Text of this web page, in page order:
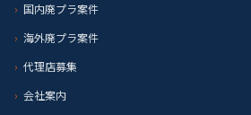
国内廃プラ案件
海外廃プラ案件
代理店募集
会社案内